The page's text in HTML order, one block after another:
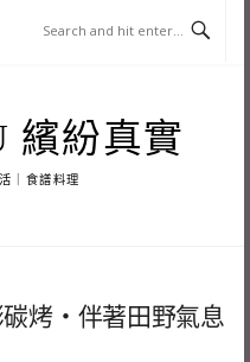
繽紛真實
｜食譜料理
烤‧伴著田野氣息